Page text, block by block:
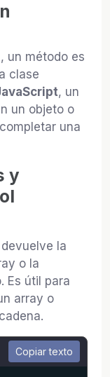
un método es
clase
, un
un objeto o
una
y
la
o la
Es útil para
array o
Copiar texto